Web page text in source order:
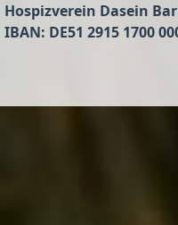
Hospizverein Dasein
IBAN: DE51 2915 1700